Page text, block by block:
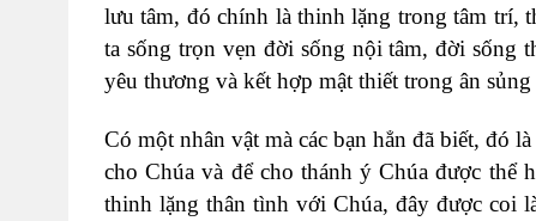
lưu tâm, đó chính là thinh lặng trong tâm trí,
ta sống trọn vẹn đời sống nội tâm, đời sống
yêu thương và kết hợp mật thiết trong ân sủng
Có một nhân vật mà các bạn hẳn đã biết, đó
cho Chúa và để cho thánh ý Chúa được thể
thinh lặng thân tình với Chúa, đây được coi